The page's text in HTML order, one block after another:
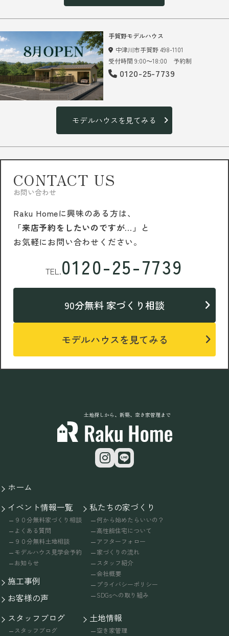
手賀野モデルハウス
中津川市手賀野 498-1101
受付時間 9:00～18:00 予約制
0120-25-7739
モデルハウスを見てみる
CONTACT US
お問い合わせ
Raku Homeに興味のある方は、
「来店予約をしたいのですが…」 と
お気軽にお問い合わせください。
TEL.0120-25-7739
90分無料 家づくり相談
モデルハウスを見てみる
土地探しから、新築、空き家管理まで
ホーム
イベント情報一覧
９０分無料家づくり相談
よくある質問
９０分無料土地相談
モデルハウス見学会予約
お知らせ
施工事例
お客様の声
私たちの家づくり
何から始めたらいいの？
高性能住宅について
アフターフォロー
家づくりの流れ
スタッフ紹介
会社概要
プライバシーポリシー
SDGsへの取り組み
スタッフブログ
スタッフブログ
土地情報
空き家管理